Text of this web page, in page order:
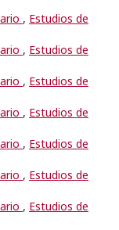
, Estudios de
, Estudios de
, Estudios de
, Estudios de
, Estudios de
, Estudios de
, Estudios de